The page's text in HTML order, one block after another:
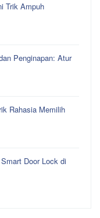
Trik Ampuh
Penginapan: Atur
Rahasia Memilih
Door Lock di